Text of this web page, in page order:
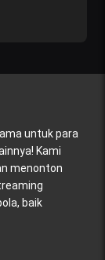
untuk para
Kami
menonton
baik